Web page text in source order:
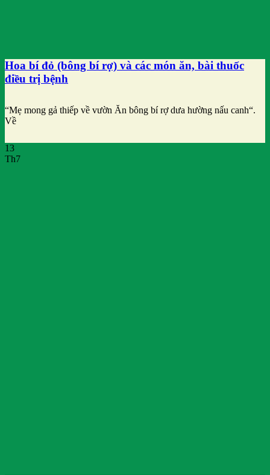
Hoa bí đỏ (bông bí rợ) và các món ăn, bài thuốc
điều trị bệnh
“Mẹ mong gả thiếp về vườn Ăn bông bí rợ dưa hường nấu canh“.
Về
13
Th7